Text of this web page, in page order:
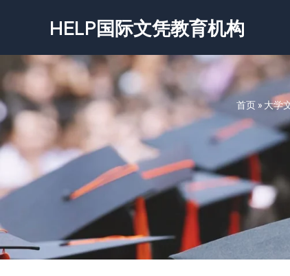
容
HELP国际文凭教育机构
首页 » 大学